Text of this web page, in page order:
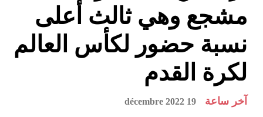
مشجع وهي ثالث أعلى
نسبة حضور لكأس العالم
لكرة القدم
آخر ساعة 19 décembre 2022